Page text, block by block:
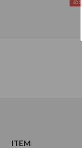
ITEM